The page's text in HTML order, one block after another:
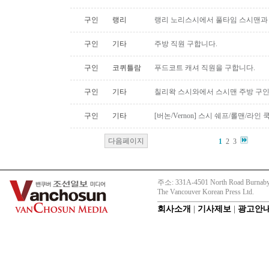
구인 랭리 랭리 노리스시에서 풀타임 스시맨
구인 기타 주방 직원 구합니다.
구인 코퀴틀람 푸드코트 캐셔 직원을 구합니다.
구인 기타 칠리왁 스시와에서 스시맨 주방 구
구인 기타 [버논/Vernon] 스시 쉐프/롤맨/라인
다음페이지 1 2 3
주소: 331A-4501 North Road
The Vancouver Korean Press Ltd.
회사소개 기사제보 광고안